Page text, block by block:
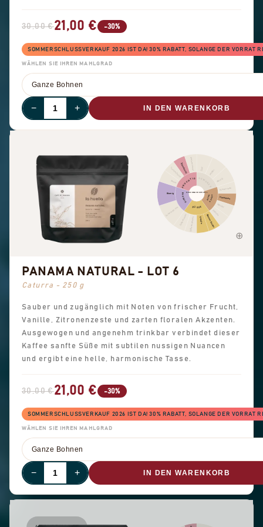
30,00 €21,00 € -30%
SOMMERSCHLUSSVERKAUF 2026 IST DA! 30% RABATT, SOLANGE DER VORRAT
WÄHLEN SIE IHREN MAHLGRAD
− + IN DEN WARENKORB
Pfeffer
Würzig
Schokolade
Haselnuss
Mandel
Erdnuss
Brauner Zucker
Vanille
Süße allgemein
Süße Aromen
Schwarzer Tee
Blumig
Beere
TrockenfruchtZitrusfrucht Andere Frucht
NUSSKAKAO
SÜSSE
BLUMIG
FRUCHTIG
GESCHMACKSPROFIL
PANAMA NATURAL - LOT 6
Caturra - 250 g
Sauber und zugänglich mit Noten von frischer Frucht,
Vanille, Zitronenzeste und zarten floralen Akzenten.
Ausgewogen und angenehm trinkbar verbindet dieser
Kaffee sanfte Süße mit subtilen nussigen Nuancen
und ergibt eine helle, harmonische Tasse.
30,00 €21,00 € -30%
SOMMERSCHLUSSVERKAUF 2026 IST DA! 30% RABATT, SOLANGE DER VORRAT
WÄHLEN SIE IHREN MAHLGRAD
− + IN DEN WARENKORB